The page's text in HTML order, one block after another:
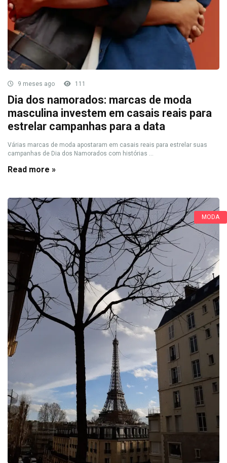
9 meses ago 111
Dia dos namorados: marcas de moda
masculina investem em casais reais para
estrelar campanhas para a data
Várias marcas de moda apostaram em casais reais para estrelar suas
campanhas de Dia dos Namorados com histórias ...
Read more »
MODA